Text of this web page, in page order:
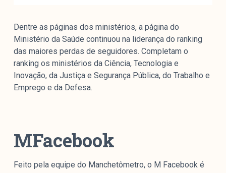
Dentre as páginas dos ministérios, a página do
Ministério da Saúde continuou na liderança do ranking
das maiores perdas de seguidores. Completam o
ranking os ministérios da Ciência, Tecnologia e
Inovação, da Justiça e Segurança Pública, do Trabalho e
Emprego e da Defesa.
MFacebook
Feito pela equipe do Manchetômetro, o M Facebook é